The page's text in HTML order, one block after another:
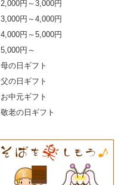
2,000円～3,000円
3,000円～4,000円
4,000円～5,000円
5,000円～
母の日ギフト
父の日ギフト
お中元ギフト
敬老の日ギフト